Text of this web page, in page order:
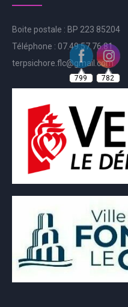
Boite postale : BP 223 85204
Téléphone : 07.49.57.76.81
terpsichore.flc@gmail.com
799 782